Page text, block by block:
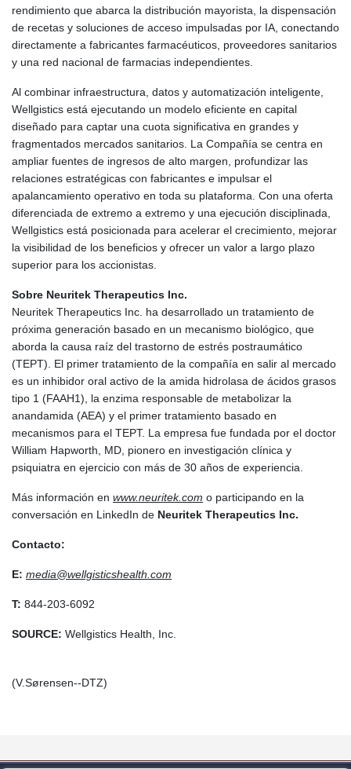
rendimiento que abarca la distribución mayorista, la dispensación
de recetas y soluciones de acceso impulsadas por IA, conectando
directamente a fabricantes farmacéuticos, proveedores sanitarios
y una red nacional de farmacias independientes.
Al combinar infraestructura, datos y automatización inteligente,
Wellgistics está ejecutando un modelo eficiente en capital
diseñado para captar una cuota significativa en grandes y
fragmentados mercados sanitarios. La Compañía se centra en
ampliar fuentes de ingresos de alto margen, profundizar las
relaciones estratégicas con fabricantes e impulsar el
apalancamiento operativo en toda su plataforma. Con una oferta
diferenciada de extremo a extremo y una ejecución disciplinada,
Wellgistics está posicionada para acelerar el crecimiento, mejorar
la visibilidad de los beneficios y ofrecer un valor a largo plazo
superior para los accionistas.
Sobre Neuritek Therapeutics Inc.
Neuritek Therapeutics Inc. ha desarrollado un tratamiento de
próxima generación basado en un mecanismo biológico, que
aborda la causa raíz del trastorno de estrés postraumático
(TEPT). El primer tratamiento de la compañía en salir al mercado
es un inhibidor oral activo de la amida hidrolasa de ácidos grasos
tipo 1 (FAAH1), la enzima responsable de metabolizar la
anandamida (AEA) y el primer tratamiento basado en
mecanismos para el TEPT. La empresa fue fundada por el doctor
William Hapworth, MD, pionero en investigación clínica y
psiquiatra en ejercicio con más de 30 años de experiencia.
Más información en www.neuritek.com o participando en la
conversación en LinkedIn de Neuritek Therapeutics Inc.
Contacto:
E: media@wellgisticshealth.com
T: 844-203-6092
SOURCE: Wellgistics Health, Inc.
(V.Sørensen--DTZ)